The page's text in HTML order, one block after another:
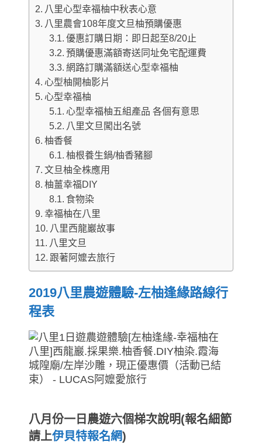
八里心型幸福柚中秋表心意
八里農會108年度文旦柚預購優惠
優惠訂購日期：即日起至8/20止
預購優惠滿額寄送同址免宅配運費
網路訂購滿額送心型幸福柚
心型柚開柚影片
心型幸福柚
心型幸福柚五組產品 各個有意思
八里文旦闖出名號
柚香餐
柚根養生鍋/柚香豬腳
文旦柚全株應用
柚薑幸福DIY
食物染
幸福柚在八里
八里西龍巖故事
八里文旦
跟著阿嬤去旅行
2019八里農遊體驗-左柚逢緣路線行
程表
八月份一日農遊六個梯次說明(報名細節
請上伊貝特報名網)